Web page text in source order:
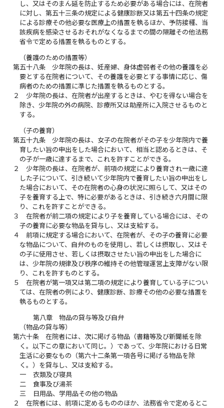
し、又はそのまん延を防止するため必要がある場合には、在院者
に対し、第五十三条の規定による健康診断又は第五十四条の規定
による診療その他必要な医療上の措置を執るほか、予防接種、当
該疾病を感染させるおそれがなくなるまでの間の隔離その他法務
省令で定める措置を執るものとする。
（養護のための措置等）
第五十八条
少年院の長は、妊産婦、身体虚弱者その他の養護を必
要とする在院者について、その養護を必要とする事情に応じ、傷
病者のための措置に準じた措置を執るものとする。
２
少年院の長は、在院者が出産するときは、やむを得ない場合を
除き、少年院の外の病院、診療所又は助産所に入院させるものと
する。
（子の養育）
第五十九条
少年院の長は、女子の在院者がその子を少年院内で養
育したい旨の申出をした場合において、相当と認めるときは、そ
の子が一歳に達するまで、これを許すことができる。
２
少年院の長は、在院者が、前項の規定により養育され一歳に達
した子について、引き続いて少年院内で養育したい旨の申出をし
た場合において、その在院者の心身の状況に照らして、又はその
子を養育する上で、特に必要があるときは、引き続き六月間に限
り、これを許すことができる。
３
在院者が前二項の規定により子を養育している場合には、その
子の養育に必要な物品を貸与し、又は支給する。
４
前項に規定する場合において、在院者が、その子の養育に必要
な物品について、自弁のものを使用し、若しくは摂取し、又はそ
の子に使用させ、若しくは摂取させたい旨の申出をした場合に
は、少年院の規律及び秩序の維持その他管理運営上支障がない限
り、これを許すものとする。
５
在院者が第一項又は第二項の規定により養育している子につい
ては、在院者の例により、健康診断、診療その他の必要な措置を
執るものとする。
第八章 物品の貸与等及び自弁
（物品の貸与等）
第六十条
在院者には、次に掲げる物品（書籍等及び新聞紙を除
く。以下この章において同じ。）であって、少年院における日常
生活に必要なもの（第六十二条第一項各号に掲げる物品を除
く。）を貸与し、又は支給する。
一
衣類及び寝具
二
食事及び湯茶
三
日用品、学用品その他の物品
２
在院者には、前項に定めるもののほか、法務省令で定めるとこ